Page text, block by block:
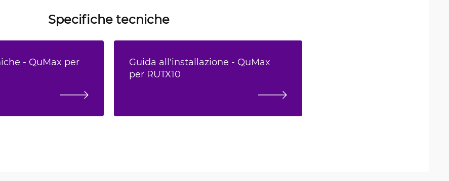
Specifiche tecniche
- QuMax per
Guida all'installazione - QuMax
per RUTX10